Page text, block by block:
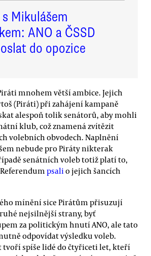
Mikulášem
ANO a ČSSD
do opozice
mnohem větší ambice. Jejich
(Piráti) při zahájení kampaně
alespoň tolik senátorů, aby mohli
klub, což znamená zvítězit
volebních obvodech. Naplnění
nebude pro Piráty nikterak
senátních voleb totiž platí to,
psalio jejich šancích
mínění sice Pirátům přisuzují
nejsilnější strany, byť
za politickým hnutí ANO, ale tato
odpovídat výsledku voleb.
tvoří spíše lidé do čtyřiceti let, kteří